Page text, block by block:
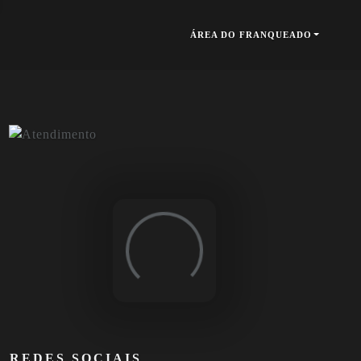
ÁREA DO FRANQUEADO
Loading...
REDES SOCIAIS